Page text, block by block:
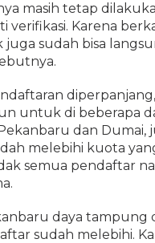
u
n
i
2
masih tetap
verifikasi. Karena
juga sudah bisa
untuk di beberapa
dan Dumai,
melebihi kuota
semua pendaftar
daya tampung
sudah melebihi.